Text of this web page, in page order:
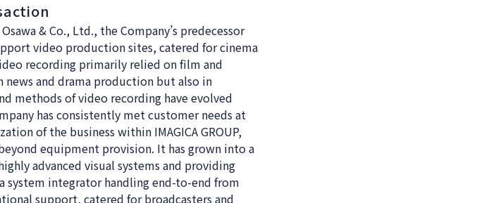
& Co., Ltd., the Company’s predecessor
video production sites, catered for cinema
recording primarily relied on film and
and drama production but also in
methods of video recording have evolved
has consistently met customer needs at
of the business within IMAGICA GROUP,
equipment provision. It has grown into a
advanced visual systems and providing
system integrator handling end-to-end from
support, catered for broadcasters and